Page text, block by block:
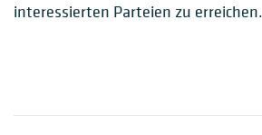
interessierten Parteien zu erreichen.